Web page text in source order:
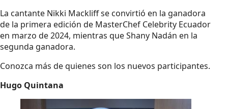
La cantante Nikki Mackliff se convirtió en la ganadora
de la primera edición de MasterChef Celebrity Ecuador
en marzo de 2024, mientras que Shany Nadán en la
segunda ganadora.
Conozca más de quienes son los nuevos participantes.
Hugo Quintana